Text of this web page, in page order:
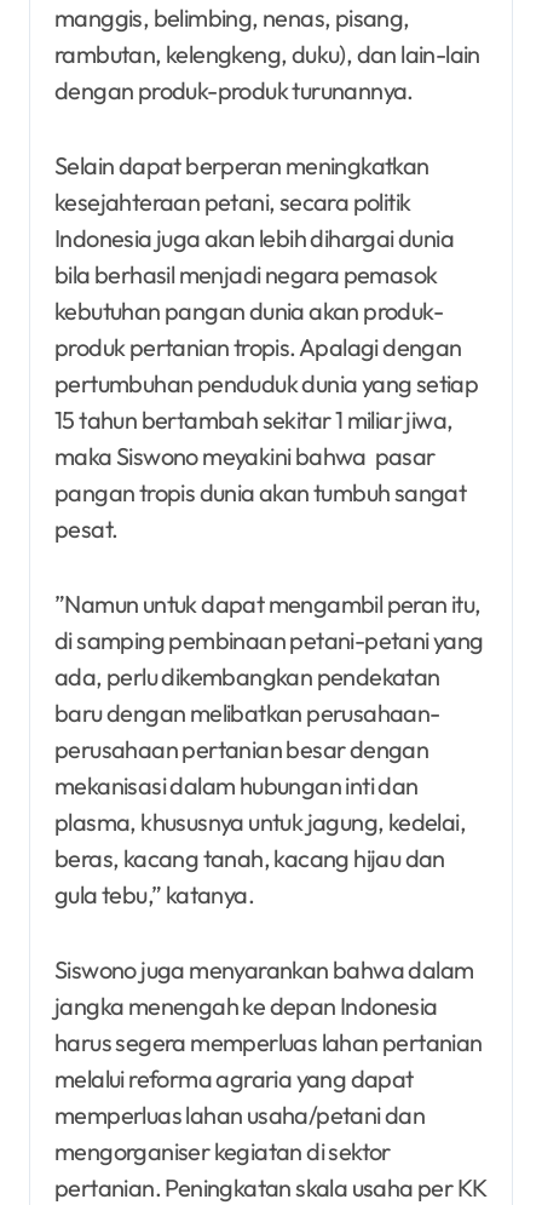
manggis, belimbing, nenas, pisang,
rambutan, kelengkeng, duku), dan lain-lain
dengan produk-produk turunannya.
Selain dapat berperan meningkatkan
kesejahteraan petani, secara politik
Indonesia juga akan lebih dihargai dunia
bila berhasil menjadi negara pemasok
kebutuhan pangan dunia akan produk-
produk pertanian tropis. Apalagi dengan
pertumbuhan penduduk dunia yang setiap
15 tahun bertambah sekitar 1 miliar jiwa,
maka Siswono meyakini bahwa pasar
pangan tropis dunia akan tumbuh sangat
pesat.
”Namun untuk dapat mengambil peran itu,
di samping pembinaan petani-petani yang
ada, perlu dikembangkan pendekatan
baru dengan melibatkan perusahaan-
perusahaan pertanian besar dengan
mekanisasi dalam hubungan inti dan
plasma, khususnya untuk jagung, kedelai,
beras, kacang tanah, kacang hijau dan
gula tebu,” katanya.
Siswono juga menyarankan bahwa dalam
jangka menengah ke depan Indonesia
harus segera memperluas lahan pertanian
melalui reforma agraria yang dapat
memperluas lahan usaha/petani dan
mengorganiser kegiatan di sektor
pertanian. Peningkatan skala usaha per KK